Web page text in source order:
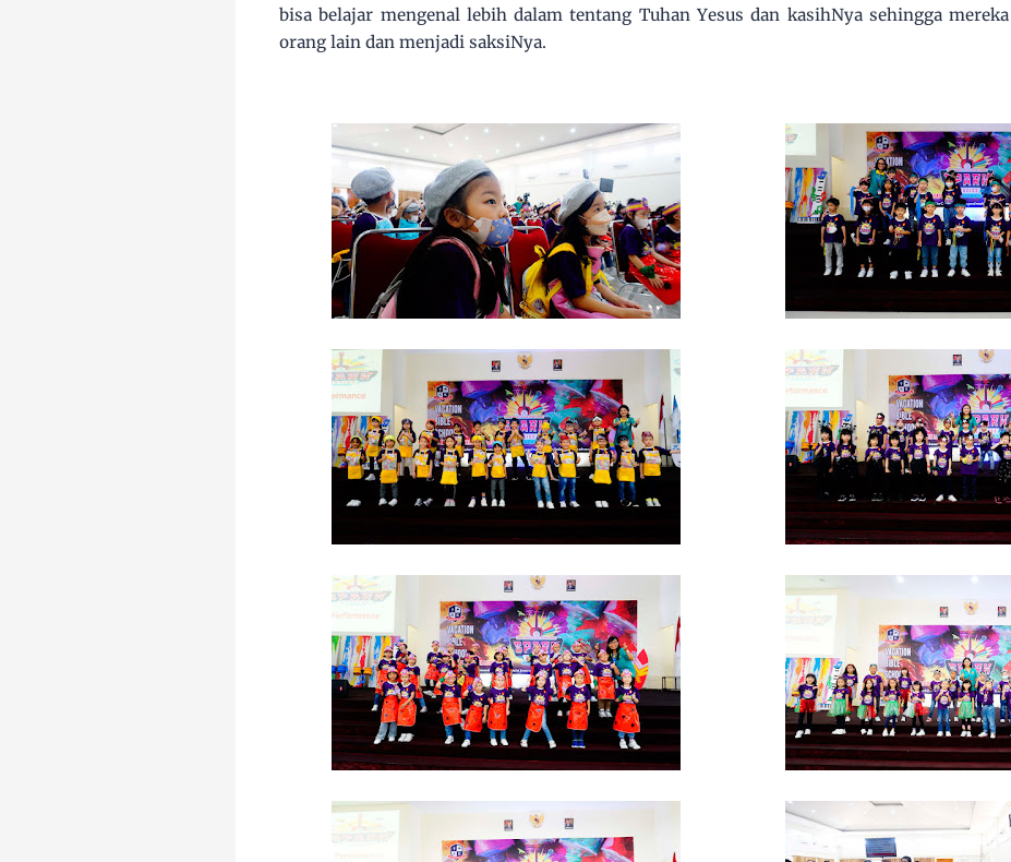
bisa belajar mengenal lebih dalam tentang Tuhan Yesus dan kasihNya sehingga
orang lain dan menjadi saksiNya.